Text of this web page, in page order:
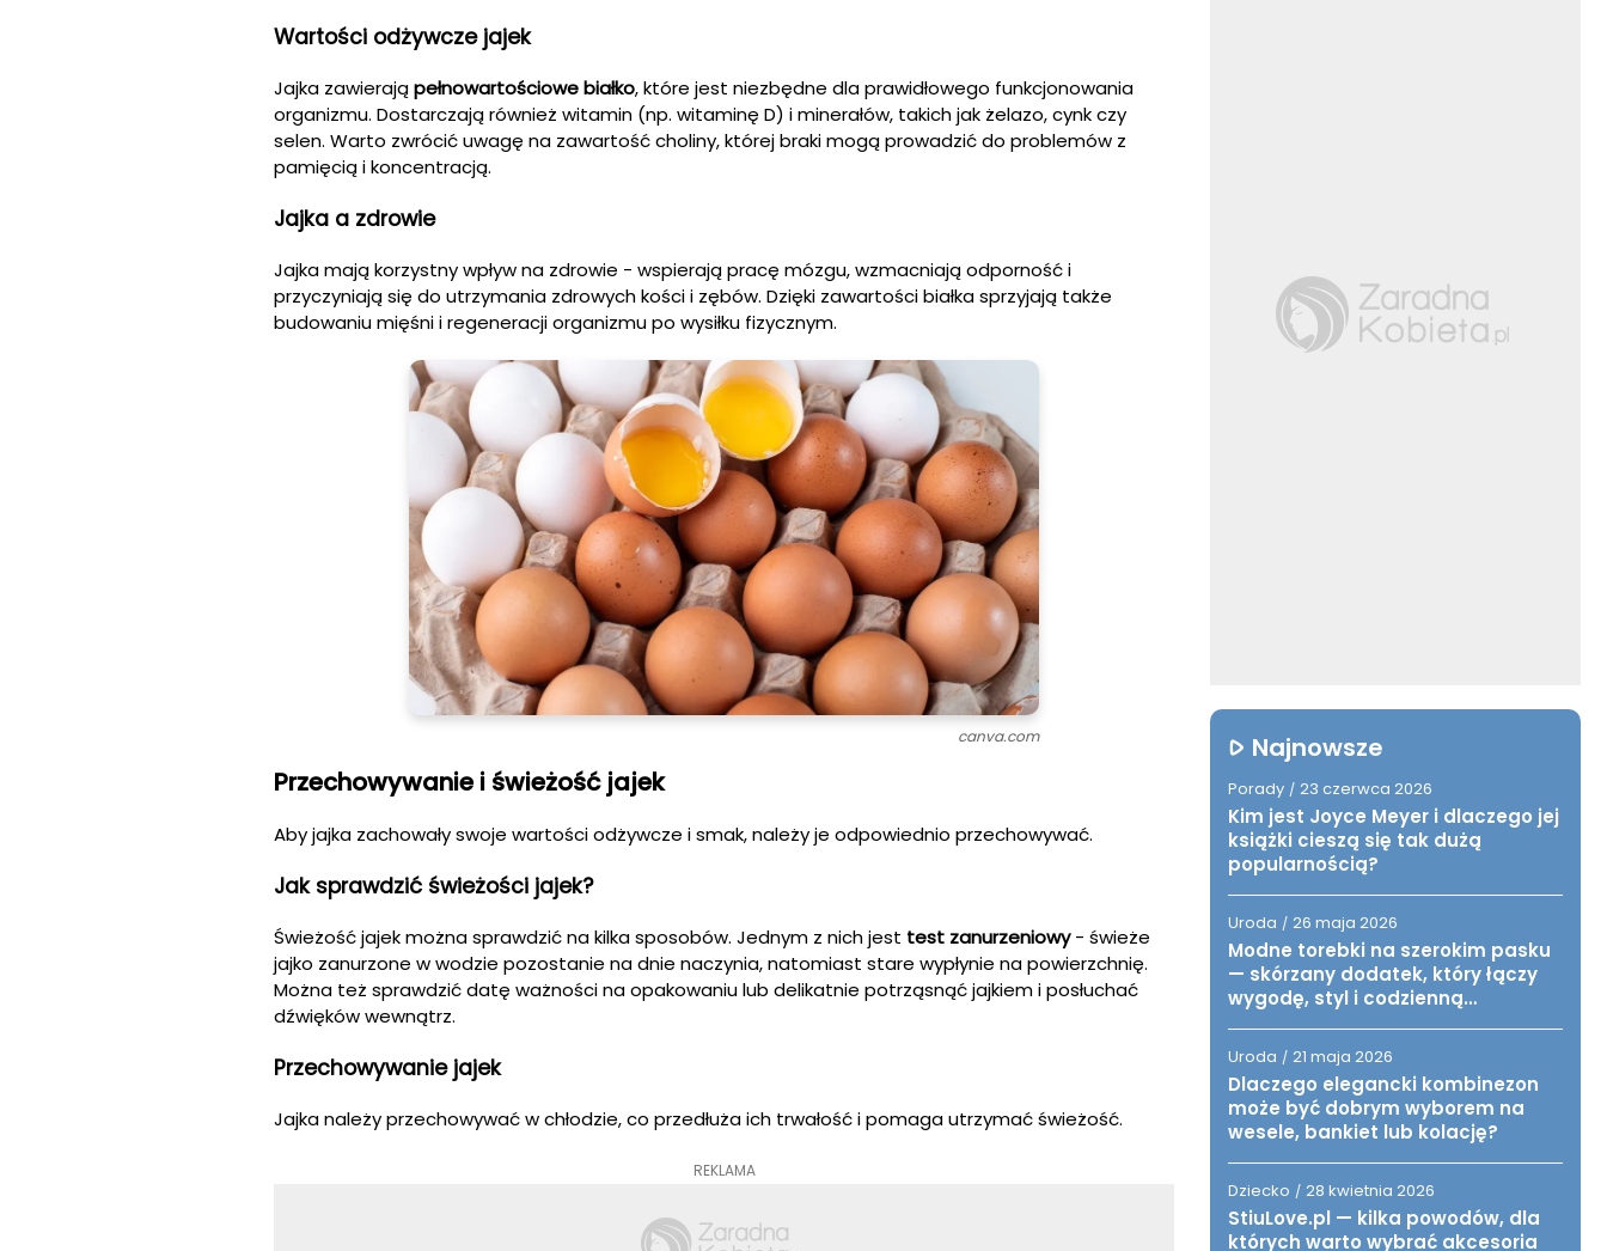
Wartości odżywcze jajek
Jajka zawierająpełnowartościowe białko, które jest niezbędne dla prawidłowego funkcjonowania
organizmu. Dostarczają również witamin (np. witaminę D) i minerałów, takich jak żelazo, cynk czy
selen. Warto zwrócić uwagę na zawartość choliny, której braki mogą prowadzić do problemów z
pamięcią i koncentracją.
Jajka a zdrowie
Jajka mają korzystny wpływ na zdrowie - wspierają pracę mózgu, wzmacniają odporność i
przyczyniają się do utrzymania zdrowych kości i zębów. Dzięki zawartości białka sprzyjają także
budowaniu mięśni i regeneracji organizmu po wysiłku fizycznym.
canva.com
Przechowywanie i świeżość jajek
Aby jajka zachowały swoje wartości odżywcze i smak, należy je odpowiednio przechowywać.
Jak sprawdzić świeżości jajek?
Świeżość jajek można sprawdzić na kilka sposobów. Jednym z nich jest test zanurzeniowy- świeże
jajko zanurzone w wodzie pozostanie na dnie naczynia, natomiast stare wypłynie na powierzchnię.
Można też sprawdzić datę ważności na opakowaniu lub delikatnie potrząsnąć jajkiem i posłuchać
dźwięków wewnątrz.
Przechowywanie jajek
Jajka należy przechowywać w chłodzie, co przedłuża ich trwałość i pomaga utrzymać świeżość.
REKLAMA
Najnowsze
Porady / 23 czerwca 2026
Kim jest Joyce Meyer i dlaczego jej
książki cieszą się tak dużą
popularnością?
Uroda / 26 maja 2026
Modne torebki na szerokim pasku
— skórzany dodatek, który łączy
wygodę, styl i codzienną
Uroda / 21 maja 2026
Dlaczego elegancki kombinezon
może być dobrym wyborem na
wesele, bankiet lub kolację?
Dziecko / 28 kwietnia 2026
StiuLove.pl — kilka powodów, dla
których warto wybrać akcesoria